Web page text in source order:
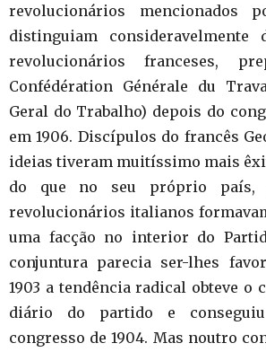
revolucionários mencionados
distinguiam consideravelmente
revolucionários franceses,
Confédération Générale du
Geral do Trabalho) depois do
em 1906. Discípulos do francês
ideias tiveram muitíssimo mais
do que no seu próprio país,
revolucionários italianos
uma facção no interior do
conjuntura parecia ser-lhes
1903 a tendência radical obteve o
diário do partido e
congresso de 1904. Mas noutro